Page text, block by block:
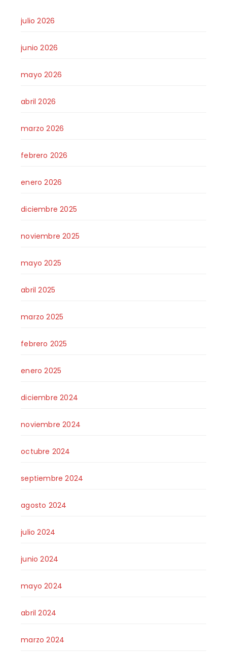
julio 2026
junio 2026
mayo 2026
abril 2026
marzo 2026
febrero 2026
enero 2026
diciembre 2025
noviembre 2025
mayo 2025
abril 2025
marzo 2025
febrero 2025
enero 2025
diciembre 2024
noviembre 2024
octubre 2024
septiembre 2024
agosto 2024
julio 2024
junio 2024
mayo 2024
abril 2024
marzo 2024